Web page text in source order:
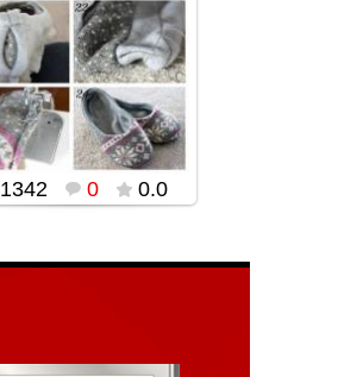
02.02.2016
popularsge
1342 0 0.0